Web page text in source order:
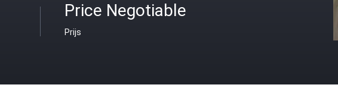
Price Negotiable
Prijs